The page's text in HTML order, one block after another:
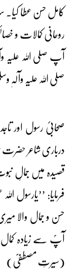
کامل حسن عطا کیا۔
روحانی کمالات و
آپ صلی اللہ
صلی اللہ علیہ وآلہٖ
صحابیٔ رسول اور
درباری شاعر
قصیدہ میں جمالِ
فرمایا: ’’یارسول
حسن و جمال والا
آپؐ سے زیادہ
(سیرتِ مصطفیؐ)